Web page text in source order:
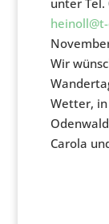
unter
Wir
Wetter,
Carola